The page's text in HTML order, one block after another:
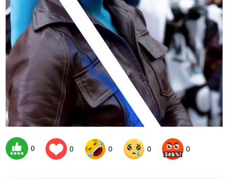
0 0 0 0 0